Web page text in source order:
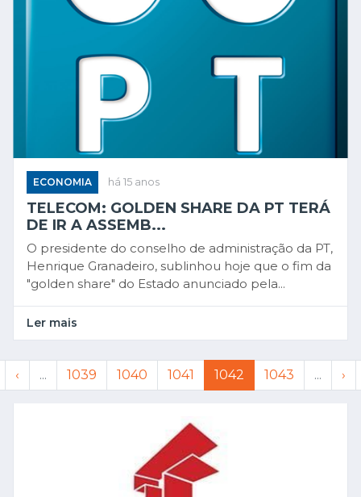
ECONOMIA há 15 anos
TELECOM: GOLDEN SHARE DA PT TERÁ
DE IR A ASSEMB...
O presidente do conselho de administração da PT,
Henrique Granadeiro, sublinhou hoje que o fim da
"golden share" do Estado anunciado pela...
Ler mais
‹ ... 1039 1040 1041 1042 1043 ... ›